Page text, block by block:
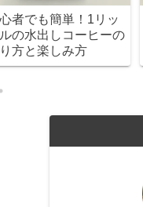
自宅で楽しむ最高品質の
コーヒー探し！200種類
から選べるサブスクリプ
ション